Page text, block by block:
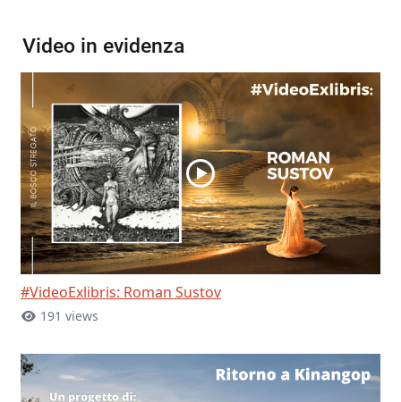
Video in evidenza
#VideoExlibris: Roman Sustov
191 views